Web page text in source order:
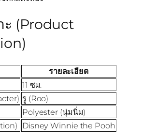
ะ (Product
รายละเอียด
11 ซม.
รู (Roo)
Polyester (นุ่มนิ่ม)
Disney Winnie the Pooh